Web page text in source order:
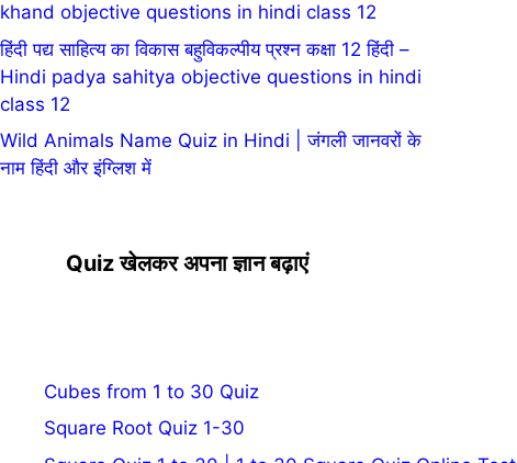
khand objective questions in hindi class 12
हिंदी पद्य साहित्य का विकास बहुविकल्पीय प्रश्न कक्षा 12 हिंदी –
Hindi padya sahitya objective questions in hindi
class 12
Wild Animals Name Quiz in Hindi | जंगली जानवरों के
नाम हिंदी और इंग्लिश में
Quiz खेलकर अपना ज्ञान बढ़ाएं
Cubes from 1 to 30 Quiz
Square Root Quiz 1-30